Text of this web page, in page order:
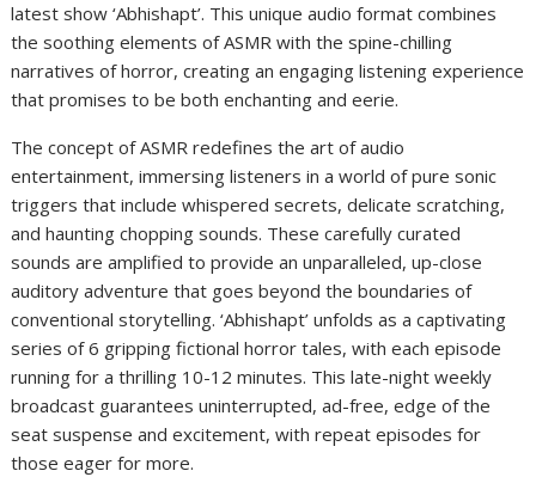
latest show ‘Abhishapt’. This unique audio format combines
the soothing elements of ASMR with the spine-chilling
narratives of horror, creating an engaging listening experience
that promises to be both enchanting and eerie.
The concept of ASMR redefines the art of audio
entertainment, immersing listeners in a world of pure sonic
triggers that include whispered secrets, delicate scratching,
and haunting chopping sounds. These carefully curated
sounds are amplified to provide an unparalleled, up-close
auditory adventure that goes beyond the boundaries of
conventional storytelling. ‘Abhishapt’ unfolds as a captivating
series of 6 gripping fictional horror tales, with each episode
running for a thrilling 10-12 minutes. This late-night weekly
broadcast guarantees uninterrupted, ad-free, edge of the
seat suspense and excitement, with repeat episodes for
those eager for more.